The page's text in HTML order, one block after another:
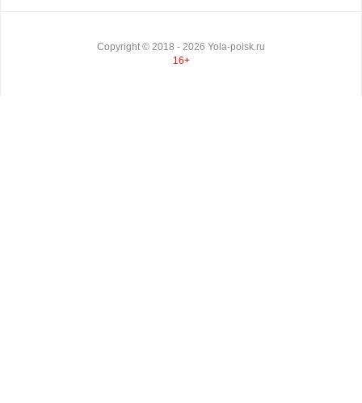
Copyright © 2018 - 2026 Yola-poisk.ru
16+